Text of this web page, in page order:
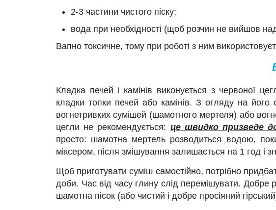
2-3 частини чистого піску;
вода при необхідності (щоб розчин не вийшов
Вапно токсичне, тому при роботі з ним
Кладка печей і камінів виконується з червоної
кладки топки печей або камінів. З огляду на його
вогнетривких сумішей (шамотного мертеля) або
цегли не рекомендується: це швидко призведе
просто: шамотна мертель розводиться водою,
міксером, після змішування залишається на 1 год і
Щоб приготувати суміш самостійно, потрібно
доби. Час від часу глину слід перемішувати. Добре
шамотна пісок (або чистий і добре просіяний